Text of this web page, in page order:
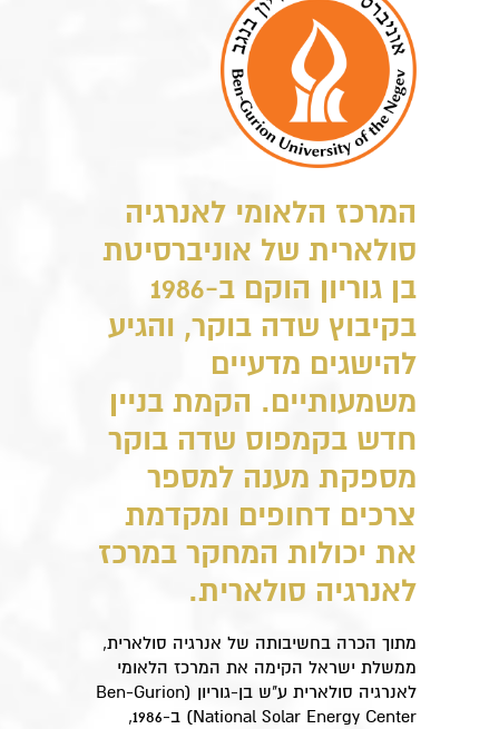
המרכז הלאומי לאנרגיה
סולארית של אוניברסיטת
בן גוריון הוקם ב-1986
בקיבוץ שדה בוקר, והגיע
להישגים מדעיים
משמעותיים. הקמת בניין
חדש בקמפוס שדה בוקר
מספקת מענה למספר
צרכים דחופים ומקדמת
את יכולות המחקר במרכז
לאנרגיה סולארית.
מתוך הכרה בחשיבותה של אנרגיה סולארית,
ממשלת ישראל הקימה את המרכז הלאומי
לאנרגיה סולארית ע"ש בן-גוריון (Ben-Gurion
National Solar Energy Center) ב-1986,